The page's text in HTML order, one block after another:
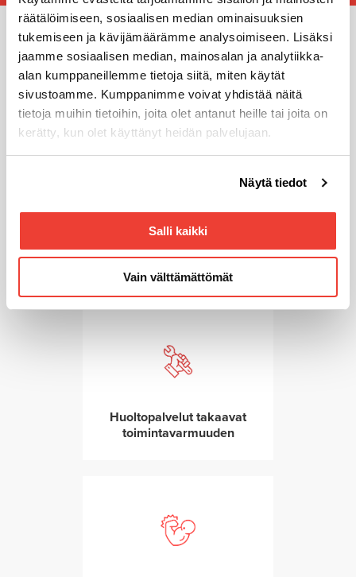
räätälöimiseen, sosiaalisen median ominaisuuksien
tukemiseen ja kävijämäärämme analysoimiseen. Lisäksi
jaamme sosiaalisen median, mainosalan ja analytiikka-
alan kumppaneillemme tietoja siitä, miten käytät
sivustoamme. Kumppanimme voivat yhdistää näitä
tietoja muihin tietoihin, joita olet antanut heille tai joita on
kerätty, kun olet käyttänyt heidän palvelujaan.
linkistä.
Näytä tiedot
Salli kaikki
Vain välttämättömät
Miksi valita Rotator?
Olemme maailman johtavien merkkien asiantuntija ja
palveleva konetalo
Luotettavimmat konemerkit
Huoltopalvelut takaavat
toimintavarmuuden